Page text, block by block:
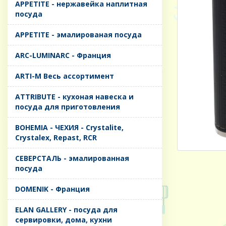
APPETITE - нержавейка наплитная
посуда
APPETITE - эмалированая посуда
ARC-LUMINARC - Франция
ARTI-M Весь ассортимент
ATTRIBUTE - кухоная навеска и
посуда для приготовления
BOHEMIA - ЧЕХИЯ - Crystalite,
Crystalex, Repast, RCR
CЕВЕРСТАЛЬ - эмалированная
посуда
DOMENIK - Франция
ELAN GALLERY - посуда для
сервировки, дома, кухни